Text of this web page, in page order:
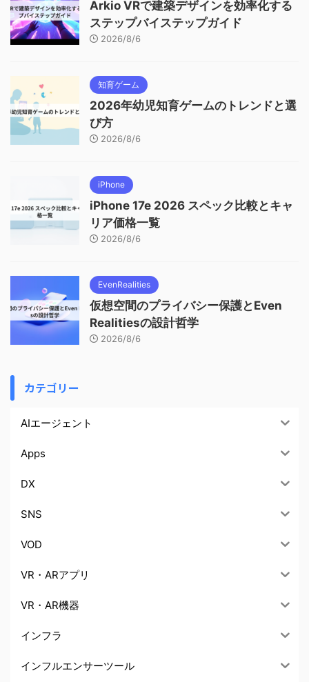
Arkio VRで建築デザインを効率化する
ステップバイステップガイド
2026/8/6
知育ゲーム
2026年幼児知育ゲームのトレンドと選
び方
2026/8/6
iPhone
iPhone 17e 2026 スペック比較とキャ
リア価格一覧
2026/8/6
EvenRealities
仮想空間のプライバシー保護とEven
Realitiesの設計哲学
2026/8/6
カテゴリー
AIエージェント
Apps
DX
SNS
VOD
VR・ARアプリ
VR・AR機器
インフラ
インフルエンサーツール